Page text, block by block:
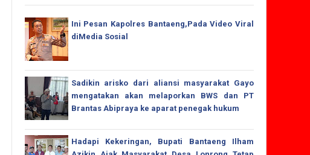
Ini Pesan Kapolres Bantaeng,Pada Video Viral
diMedia Sosial
Sadikin arisko dari aliansi masyarakat Gayo
mengatakan akan melaporkan BWS dan PT
Brantas Abipraya ke aparat penegak hukum
Hadapi Kekeringan, Bupati Bantaeng Ilham